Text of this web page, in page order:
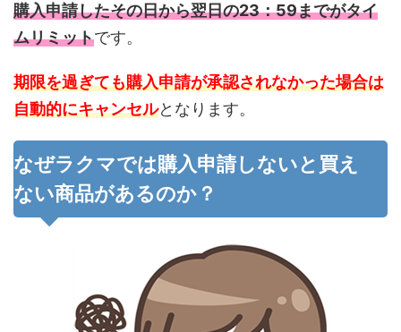
購入申請したその日から翌日の23：59までがタイ
ムリミットです。
期限を過ぎても購入申請が承認されなかった場合は
自動的にキャンセルとなります。
なぜラクマでは購入申請しないと買え
ない商品があるのか？